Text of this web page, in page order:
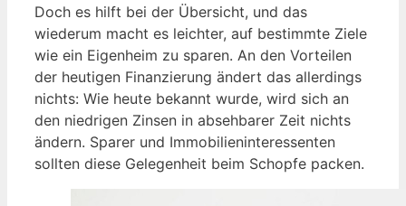
Doch es hilft bei der Übersicht, und das
wiederum macht es leichter, auf bestimmte Ziele
wie ein Eigenheim zu sparen. An den Vorteilen
der heutigen Finanzierung ändert das allerdings
nichts: Wie heute bekannt wurde, wird sich an
den niedrigen Zinsen in absehbarer Zeit nichts
ändern. Sparer und Immobilieninteressenten
sollten diese Gelegenheit beim Schopfe packen.